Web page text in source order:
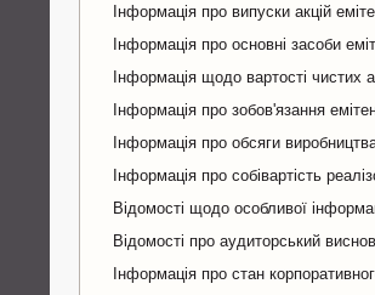
Інформація про випуски акцій
Інформація про основні засоби
Інформація щодо вартості чистих
Інформація про зобов'язання
Інформація про обсяги
Інформація про собівартість
Відомості щодо особливої
Відомості про аудиторський
Інформація про стан